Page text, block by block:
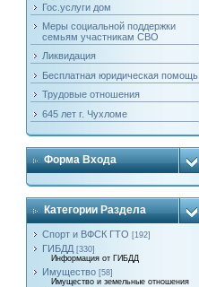
Гос.услуги дом
Меры социальной поддержки
семьям участникам СВО
Ликвидация
Бесплатная юридическая помощь
Трудовые отношения
645 лет г. Чухломе
Форма Входа
Категории Раздела
Спорт и ВФСК ГТО [192]
ГИБДД [330]
Информация от ГИБДД
Имущество [58]
Имущество и земельные отношения